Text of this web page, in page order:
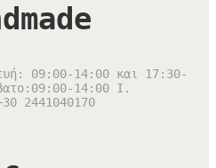
09:00-14:00 και 17:30-
14:00 Ι.
2441040170